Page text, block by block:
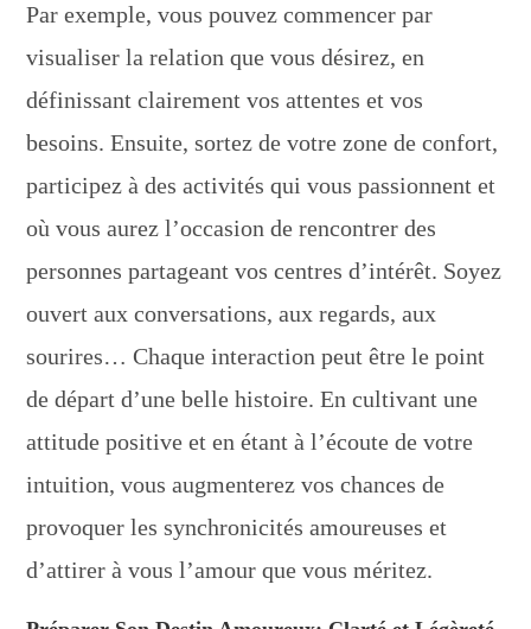
Par exemple, vous pouvez commencer par
visualiser la relation que vous désirez, en
définissant clairement vos attentes et vos
besoins. Ensuite, sortez de votre zone de confort,
participez à des activités qui vous passionnent et
où vous aurez l’occasion de rencontrer des
personnes partageant vos centres d’intérêt. Soyez
ouvert aux conversations, aux regards, aux
sourires… Chaque interaction peut être le point
de départ d’une belle histoire. En cultivant une
attitude positive et en étant à l’écoute de votre
intuition, vous augmenterez vos chances de
provoquer les synchronicités amoureuses et
d’attirer à vous l’amour que vous méritez.